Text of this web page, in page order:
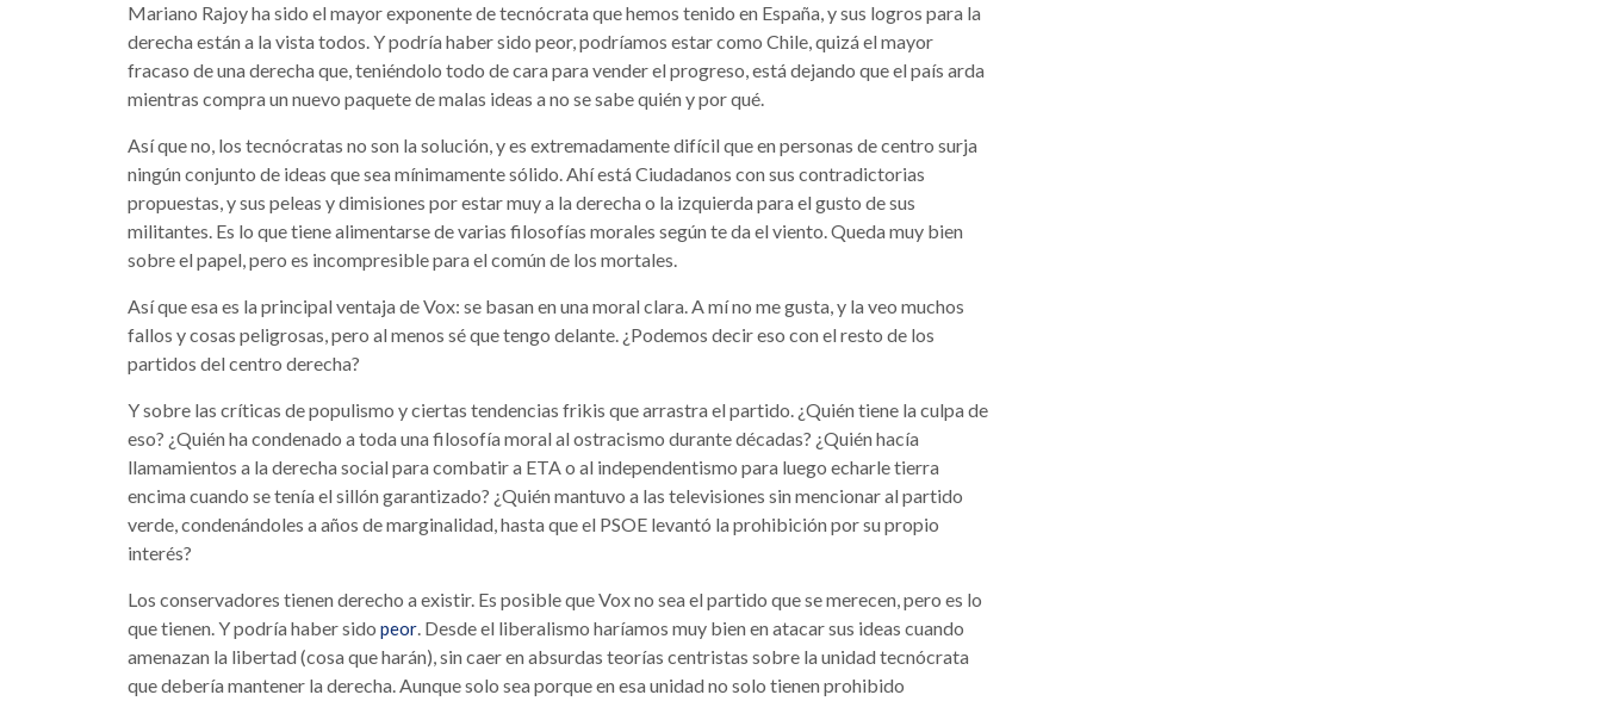
Mariano Rajoy ha sido el mayor exponente de tecnócrata que hemos tenido en España, y sus logros para la
derecha están a la vista todos. Y podría haber sido peor, podríamos estar como Chile, quizá el mayor
fracaso de una derecha que, teniéndolo todo de cara para vender el progreso, está dejando que el país arda
mientras compra un nuevo paquete de malas ideas a no se sabe quién y por qué.
Así que no, los tecnócratas no son la solución, y es extremadamente difícil que en personas de centro surja
ningún conjunto de ideas que sea mínimamente sólido. Ahí está Ciudadanos con sus contradictorias
propuestas, y sus peleas y dimisiones por estar muy a la derecha o la izquierda para el gusto de sus
militantes. Es lo que tiene alimentarse de varias filosofías morales según te da el viento. Queda muy bien
sobre el papel, pero es incompresible para el común de los mortales.
Así que esa es la principal ventaja de Vox: se basan en una moral clara. A mí no me gusta, y la veo muchos
fallos y cosas peligrosas, pero al menos sé que tengo delante. ¿Podemos decir eso con el resto de los
partidos del centro derecha?
Y sobre las críticas de populismo y ciertas tendencias frikis que arrastra el partido. ¿Quién tiene la culpa de
eso? ¿Quién ha condenado a toda una filosofía moral al ostracismo durante décadas? ¿Quién hacía
llamamientos a la derecha social para combatir a ETA o al independentismo para luego echarle tierra
encima cuando se tenía el sillón garantizado? ¿Quién mantuvo a las televisiones sin mencionar al partido
verde, condenándoles a años de marginalidad, hasta que el PSOE levantó la prohibición por su propio
interés?
Los conservadores tienen derecho a existir. Es posible que Vox no sea el partido que se merecen, pero es lo
que tienen. Y podría haber sido peor. Desde el liberalismo haríamos muy bien en atacar sus ideas cuando
amenazan la libertad (cosa que harán), sin caer en absurdas teorías centristas sobre la unidad tecnócrata
que debería mantener la derecha. Aunque solo sea porque en esa unidad no solo tienen prohibido